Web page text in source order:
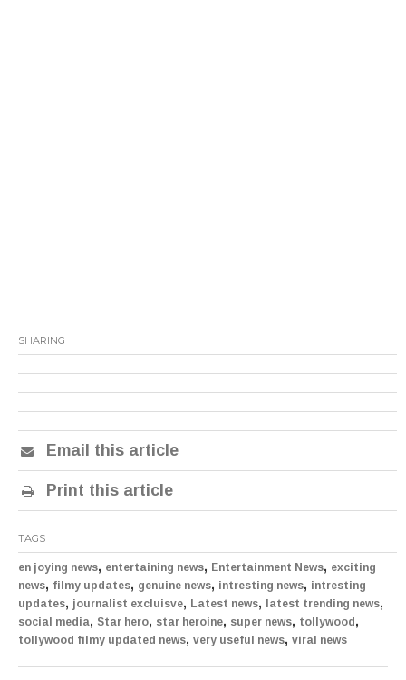
SHARING
Email this article
Print this article
TAGS
en joying news, entertaining news, Entertainment News, exciting
news, filmy updates, genuine news, intresting news, intresting
updates, journalist excluisve, Latest news, latest trending news,
social media, Star hero, star heroine, super news, tollywood,
tollywood filmy updated news, very useful news, viral news